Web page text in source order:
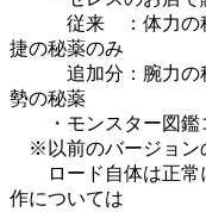
従来 ：体力の秘薬
捷の秘薬のみ
追加分：腕力の秘
勢の秘薬
・モンスター図鑑
※以前のバージョン
ロード自体は正常
作については